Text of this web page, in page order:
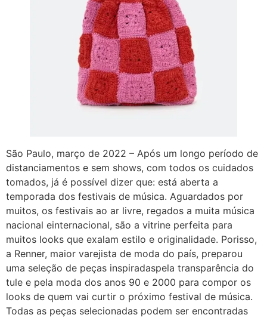
São Paulo, março de 2022 – Após um longo período de
distanciamentos e sem shows, com todos os cuidados
tomados, já é possível dizer que: está aberta a
temporada dos festivais de música. Aguardados por
muitos, os festivais ao ar livre, regados a muita música
nacional einternacional, são a vitrine perfeita para
muitos looks que exalam estilo e originalidade. Porisso,
a Renner, maior varejista de moda do país, preparou
uma seleção de peças inspiradaspela transparência do
tule e pela moda dos anos 90 e 2000 para compor os
looks de quem vai curtir o próximo festival de música.
Todas as peças selecionadas podem ser encontradas